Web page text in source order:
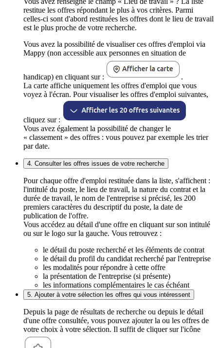
restitue les offres répondant le plus à vos critères. Parmi
celles-ci sont d'abord restituées les offres dont le lieu de travail
est le plus proche de votre recherche.
Vous avez la possibilité de visualiser ces offres d'emploi via
Mappy (non accessible aux personnes en situation de
handicap) en cliquant sur :
.
La carte affiche uniquement les offres d'emploi que vous
voyez à l'écran. Pour visualiser les offres d'emploi suivantes,
cliquez sur :
Vous avez également la possibilité de changer le
« classement » des offres : vous pouvez par exemple les trier
par date.
4. Consulter les offres issues de votre recherche
Pour chaque offre d'emploi restituée dans la liste, s'affichent :
l'intitulé du poste, le lieu de travail, la nature du contrat et la
durée de travail, le nom de l'entreprise si précisé, les 200
premiers caractères du descriptif du poste, la date de
publication de l'offre.
Vous accédez au détail d'une offre en cliquant sur son intitulé
ou sur le logo sur la gauche. Vous retrouvez :
le détail du poste recherché et les éléments de contrat
le détail du profil du candidat recherché par l'entreprise
les modalités pour répondre à cette offre
la présentation de l'entreprise (si présente)
les informations complémentaires le cas échéant
5. Ajouter à votre sélection les offres qui vous intéressent
Depuis la page de résultats de recherche ou depuis le détail
d'une offre consultée, vous pouvez ajouter la ou les offres de
votre choix à votre sélection. Il suffit de cliquer sur l'icône